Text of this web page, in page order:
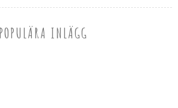
POPULÄRA INLÄGG